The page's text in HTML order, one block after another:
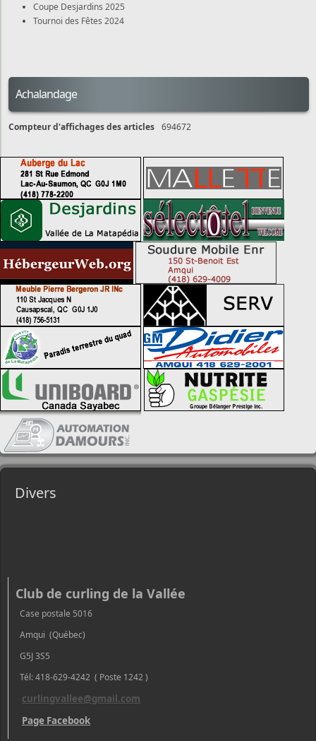
Coupe Desjardins 2025
Tournoi des Fêtes 2024
Achalandage
Compteur d'affichages des articles 694672
Divers
Club de curling de la Vallée
Case postale 5016
Amqui (Québec)
G5J 3S5
Tél: 418-629-4242 ( Poste 1242 )
curlingvallee@gmail.com
Page Facebook